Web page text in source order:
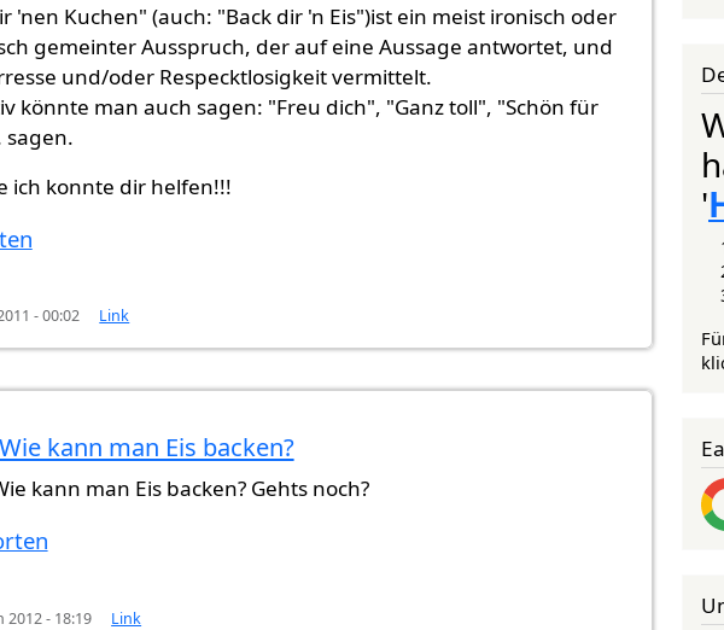
'nen Kuchen" (auch: "Back dir 'n Eis")ist ein meist ironisch oder
gemeinter Ausspruch, der auf eine Aussage antwortet, und
und/oder Respecktlosigkeit vermittelt.
könnte man auch sagen: "Freu dich", "Ganz toll", "Schön für
sagen.
ich konnte dir helfen!!!
- 00:02 Link
vonBrowny (nicht überprüft)
kann man Eis backen?
kann man Eis backen? Gehts noch?
2012 - 18:19 Link
'